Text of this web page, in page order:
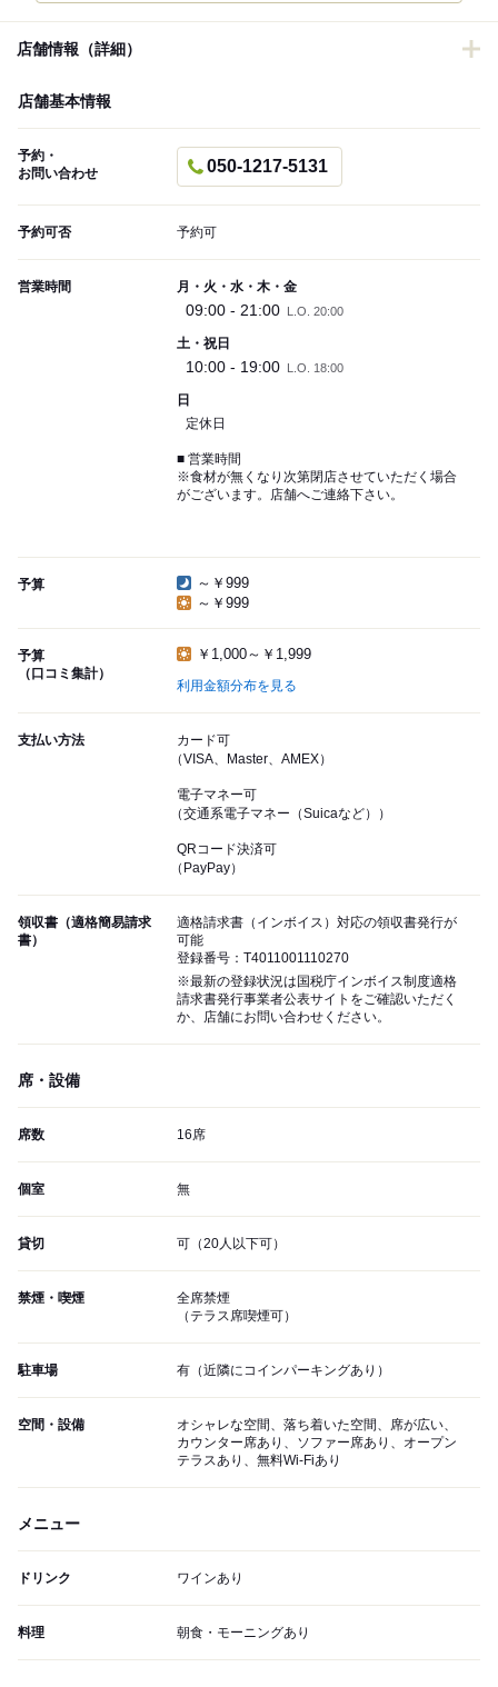
店舗情報（詳細）
店舗基本情報
予約・
お問い合わせ
050-1217-5131
予約可否 予約可
営業時間 月・火・水・木・金
09:00 - 21:00 L.O. 20:00
土・祝日
10:00 - 19:00 L.O. 18:00
日
定休日
■ 営業時間
※食材が無くなり次第閉店させていただく場合
がございます。店舗へご連絡下さい。
予算
～￥999
～￥999
予算
（口コミ集計）
￥1,000～￥1,999
利用金額分布を見る
支払い方法
カード可
（VISA、Master、AMEX）
電子マネー可
（交通系電子マネー（Suicaなど））
QRコード決済可
（PayPay）
領収書（適格簡易請求
書）
適格請求書（インボイス）対応の領収書発行が
可能
登録番号：T4011001110270
※最新の登録状況は国税庁インボイス制度適格
請求書発行事業者公表サイトをご確認いただく
か、店舗にお問い合わせください。
席・設備
席数 16席
個室 無
貸切 可（20人以下可）
禁煙・喫煙
全席禁煙
（テラス席喫煙可）
駐車場 有（近隣にコインパーキングあり）
空間・設備
オシャレな空間、落ち着いた空間、席が広い、
カウンター席あり、ソファー席あり、オープン
テラスあり、無料Wi-Fiあり
メニュー
ドリンク ワインあり
料理 朝食・モーニングあり